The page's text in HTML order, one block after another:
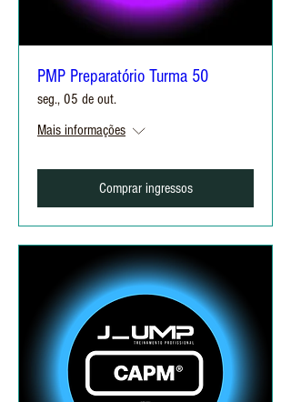
PMP Preparatório Turma 50
seg., 05 de out.
Mais informações
Comprar ingressos